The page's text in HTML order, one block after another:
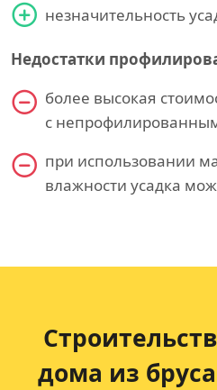
незначительность
Недостатки
более высокая
с
при использовании
влажности усадка
дома из